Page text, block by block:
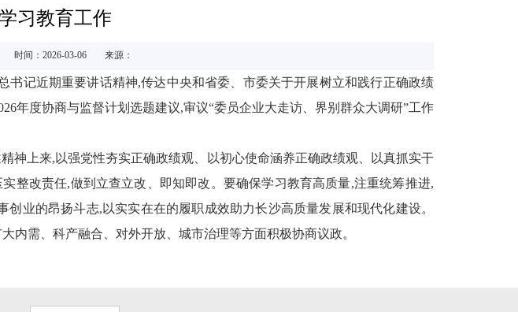
习教育工作
时间：2026-03-06 来源：
书记近期重要讲话精神,传达中央和省委、市委关于开展树立和践行正确政绩
年度协商与监督计划选题建议,审议“委员企业大走访、界别群众大调研”工作
神上来,以强党性夯实正确政绩观、以初心使命涵养正确政绩观、以真抓实干
整改责任,做到立查立改、即知即改。要确保学习教育高质量,注重统筹推进,
业的昂扬斗志,以实实在在的履职成效助力长沙高质量发展和现代化建设。
内需、科产融合、对外开放、城市治理等方面积极协商议政。